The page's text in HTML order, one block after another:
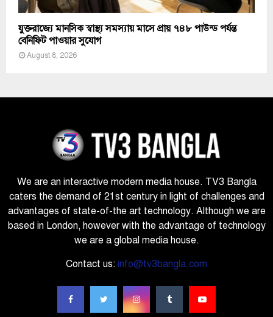
যুক্তরাজ্যে মানসিক স্বাস্থ্য সমস্যায় মাসে প্রায় ৭৪৮ পাউন্ড পর্যন্ত
বেনিফিট পাওয়ার সুযোগ
August 8, 2026
We are an interactive modern media house. TV3 Bangla
caters the demand of 21st century in light of challenges and
advantages of state-of-the art technology. Although we are
based in London, however with the advantage of technology
we are a global media house.
Contact us: info@tv3bangla.com